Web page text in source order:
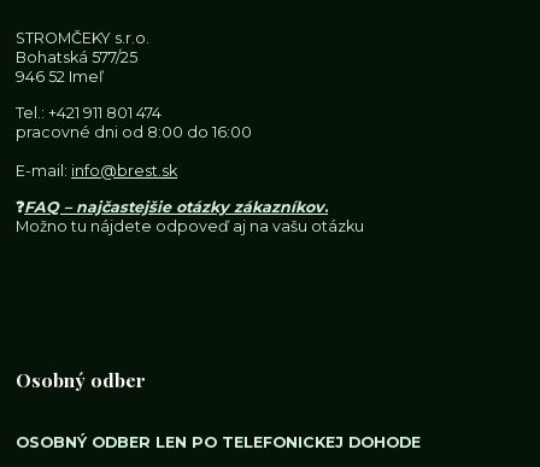
STROMČEKY s.r.o.
Bohatská 577/25
946 52 Imeľ
Tel.:+421 911 801 474
pracovné dni od 8:00 do 16:00
E-mail: info@brest.sk
❓FAQ – najčastejšie otázky zákazníkov.
Možno tu nájdete odpoveď aj na vašu otázku
Osobný odber
OSOBNÝ ODBER LEN PO TELEFONICKEJ DOHODE